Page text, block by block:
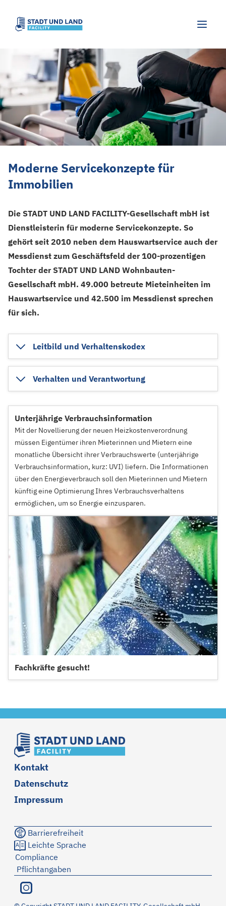
Moderne Servicekonzepte für
Moderne Servicekonzepte für
Immobilien
Die STADT UND LAND FACILITY-Gesellschaft mbH ist
Dienstleisterin für moderne Servicekonzepte. So
gehört seit 2010 neben dem Hauswartservice auch der
Messdienst zum Geschäftsfeld der 100-prozentigen
Tochter der STADT UND LAND Wohnbauten-
Gesellschaft mbH. 49.000 betreute Mieteinheiten im
Hauswartservice und 42.500 im Messdienst sprechen
für sich.
Leitbild und Verhaltenskodex
Verhalten und Verantwortung
Unterjährige Verbrauchsinformation
Mit der Novellierung der neuen Heizkostenverordnung
müssen Eigentümer ihren Mieterinnen und Mietern eine
monatliche Übersicht ihrer Verbrauchswerte (unterjährige
Verbrauchsinformation, kurz: UVI) liefern. Die Informationen
über den Energieverbrauch soll den Mieterinnen und Mietern
künftig eine Optimierung Ihres Verbrauchsverhaltens
ermöglichen, um so Energie einzusparen.
Fachkräfte gesucht!
Kontakt
Datenschutz
Impressum
Barrierefreiheit
Leichte Sprache
Compliance
Pflichtangaben